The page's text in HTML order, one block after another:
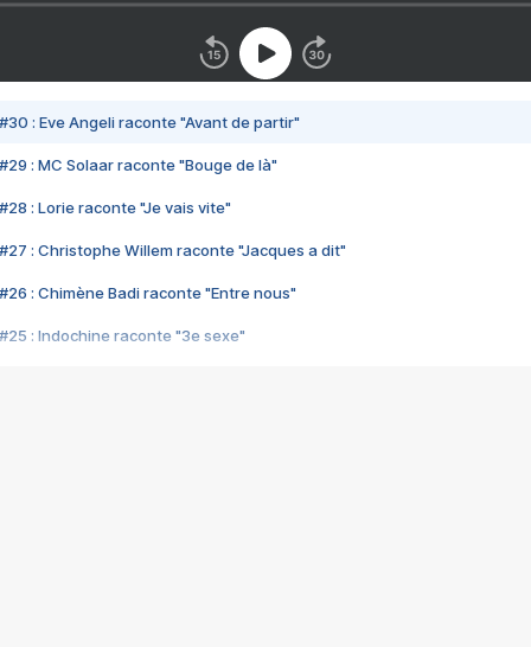
#30 : Eve Angeli raconte "Avant de partir"
#29 : MC Solaar raconte "Bouge de là"
#28 : Lorie raconte "Je vais vite"
#27 : Christophe Willem raconte "Jacques a dit"
#26 : Chimène Badi raconte "Entre nous"
#25 : Indochine raconte "3e sexe"